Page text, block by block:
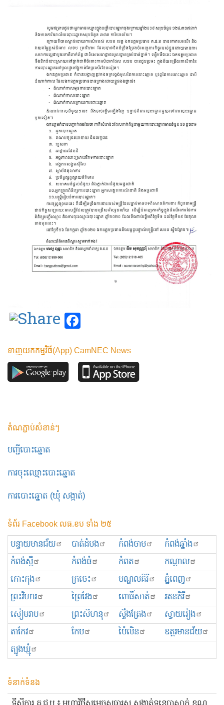
ទាញយកកម្មវិធី(App) CamNEC News
តំណភ្ជាប់សំខាន់ៗ
បញ្ជីបោះឆ្នោត
ការចុះឈ្មោះបោះឆ្នោត
ការបោះឆ្នោត (ឃុំ សង្កាត់)
ទំព័រ Facebook លធ.ខប ទាំង ២៥
បន្ទាយមានជ័យ បាត់ដំបង កំពង់ចាម
កំពង់ឆ្នាំង
កំពង់ស្ពឺ
កំពង់ធំ កំពត
កណ្ដាល
កោះកុង
ក្រចេះ មណ្ឌលគិរី
ភ្នំពេញ
ព្រះ​វិហារ
ព្រៃវែង ពោធិ៍សាត់
រតនគិរី
សៀមរាប
ព្រះសីហនុ ស្ទឹងត្រែង
ស្វាយរៀង
តាកែវ
កែប ប៉ៃលិន
ឧត្ដរមានជ័យ
ត្បូងឃ្មុំ
ទំនាក់ទំនង